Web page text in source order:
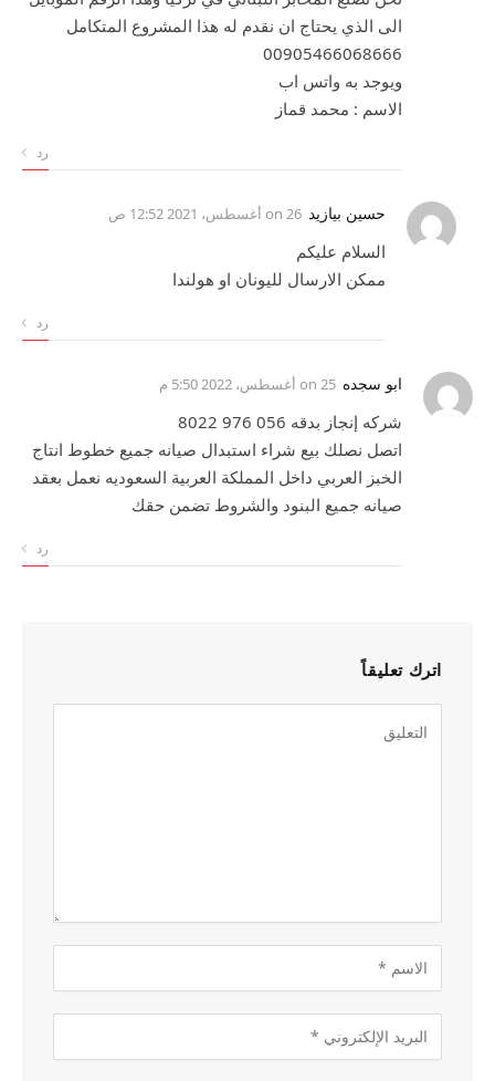
الى الذي يحتاج ان نقدم له هذا المشروع المتكامل
00905466068666
ويوجد به واتس اب
الاسم : محمد قماز
رد
حسين بيازيد 26 أغسطس، 2021 12:52 ص
السلام عليكم
ممكن الارسال لليونان او هولندا
رد
ابو سجده 25 أغسطس، 2022 5:50 م
شركه إنجاز بدقه 056 976 8022
اتصل نصلك بيع شراء استبدال صيانه جميع خطوط انتاج
الخبز العربي داخل المملكة العربية السعوديه نعمل بعقد
صيانه جميع البنود والشروط تضمن حقك
رد
اترك تعليقاً